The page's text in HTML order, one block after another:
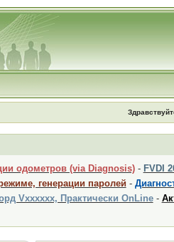
одометров (via Diagnosis)- FVDI
генерации паролей -
Vxxxxxx, Практически OnLine-